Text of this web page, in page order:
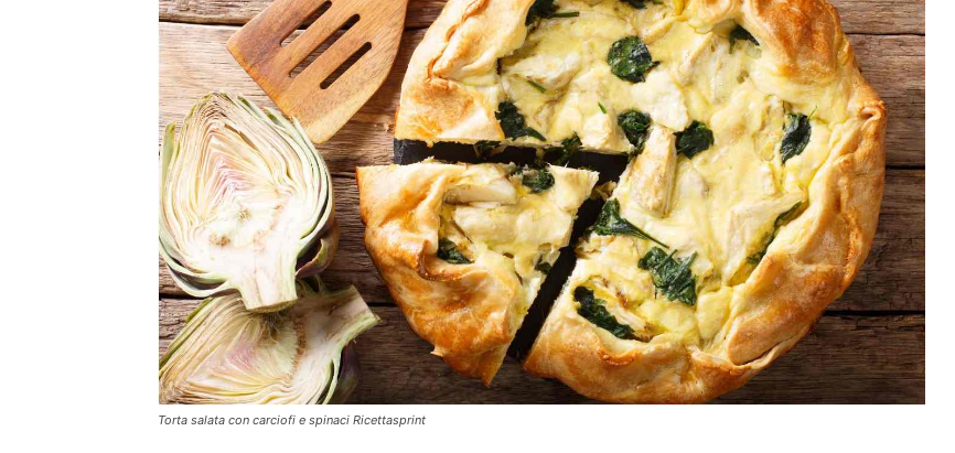
Torta salata con carciofi e spinaci Ricettasprint